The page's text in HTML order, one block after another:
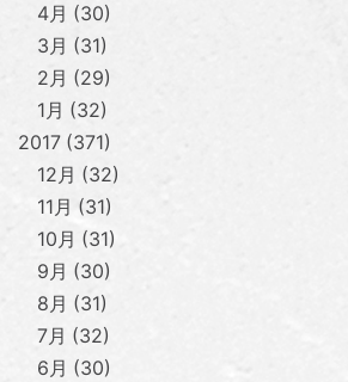
4月
30
3月
31
2月
29
1月
32
2017 371
12月
32
11月
31
10月
31
9月
30
8月
31
7月
32
6月
30